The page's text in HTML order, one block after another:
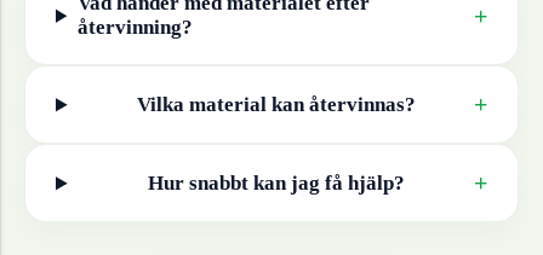
återvinning?
+
Vilka material kan återvinnas? +
Hur snabbt kan jag få hjälp? +